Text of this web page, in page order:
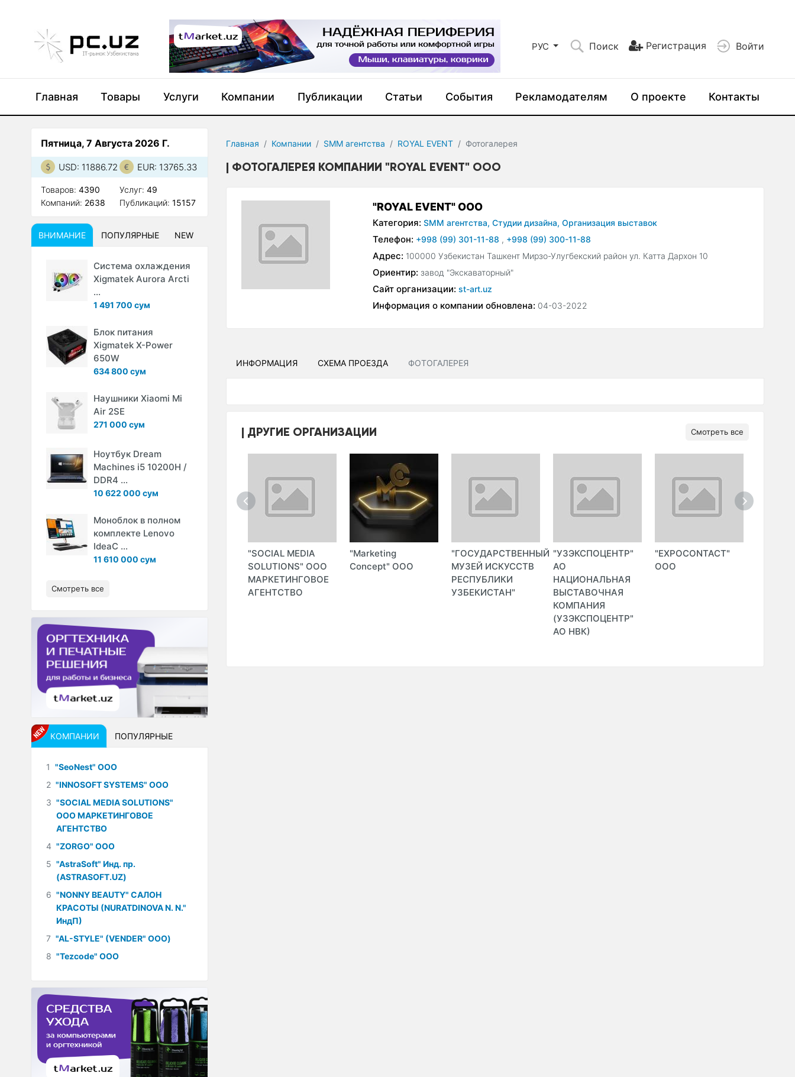
РУС Поиск Регистрация Войти
Главная Товары Услуги Компании Публикации Статьи События Рекламодателям О проекте Контакты
Главная Компании SMM агентства ROYAL EVENT Фотогалерея
ФОТОГАЛЕРЕЯ КОМПАНИИ "ROYAL EVENT" ООО
"ROYAL EVENT" ООО
Категория: SMM агентства, Студии дизайна, Организация выставок
Телефон: +998 (99) 301-11-88 , +998 (99) 300-11-88
Адрес: 100000 Узбекистан Ташкент Мирзо-Улугбекский район ул. Катта Дархон 10
Ориентир: завод "Экскаваторный"
Сайт организации: st-art.uz
Информация о компании обновлена: 04-03-2022
ИНФОРМАЦИЯ СХЕМА ПРОЕЗДА ФОТОГАЛЕРЕЯ
ДРУГИЕ ОРГАНИЗАЦИИ Смотреть все
"МЕЖДУНАРОДНЫЙ
КАРАВАН-САРАЙ
ХИРАЯМЫ"
ТВОРЧЕСКАЯ
"SOCIAL MEDIA
SOLUTIONS" ООО
МАРКЕТИНГОВОЕ
АГЕНТСТВО
"Marketing
Concept" ООО
"ГОСУДАРСТВЕННЫЙ
МУЗЕЙ ИСКУССТВ
РЕСПУБЛИКИ
УЗБЕКИСТАН"
"УЗЭКСПОЦЕНТР"
АО
НАЦИОНАЛЬНАЯ
ВЫСТАВОЧНАЯ
КОМПАНИЯ
(УЗЭКСПОЦЕНТР"
АО НВК)
"EXPOCONTACT"
ООО
Пятница, 7 Августа 2026 Г.
USD: 11886.72 EUR: 13765.33
Товаров: 4390
Компаний: 2638
Услуг:49
Публикаций:15157
ВНИМАНИЕ ПОПУЛЯРНЫЕ NEW
Система охлаждения
Xigmatek Aurora Arcti
...
1 491 700 сум
Блок питания
Xigmatek X-Power
650W
634 800 сум
Наушники Xiaomi Mi
Air 2SE
271 000 сум
Ноутбук Dream
Machines i5 10200H /
DDR4 ...
10 622 000 сум
Моноблок в полном
комплекте Lenovo
IdeaC ...
11 610 000 сум
Смотреть все
КОМПАНИИ ПОПУЛЯРНЫЕ
1 "SeoNest" ООО
2 "INNOSOFT SYSTEMS" ООО
3 "SOCIAL MEDIA SOLUTIONS"
ООО МАРКЕТИНГОВОЕ
АГЕНТСТВО
4 "ZORGO" ООО
5 "AstraSoft" Инд. пр.
(ASTRASOFT.UZ)
6 "NONNY BEAUTY" САЛОН
КРАСОТЫ (NURATDINOVA N. N."
ИндП)
7 "AL-STYLE" (VENDER" ООО)
8 "Tezcode" ООО